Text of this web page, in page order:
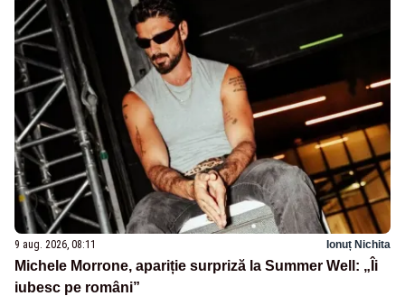
9 aug. 2026, 08:11 Ionuț Nichita
Michele Morrone, apariție surpriză la Summer Well: „Îi
iubesc pe români”